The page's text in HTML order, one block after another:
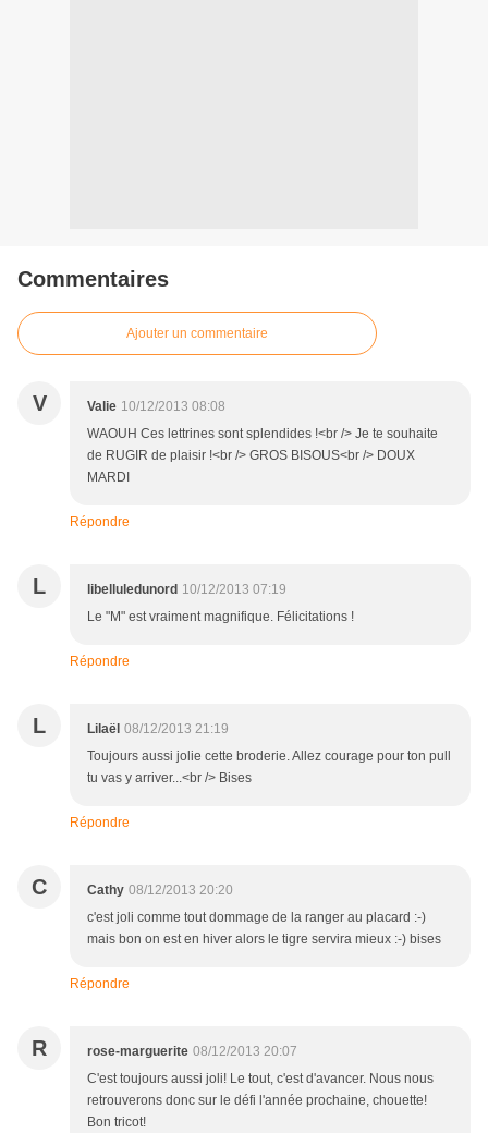
Commentaires
Ajouter un commentaire
V Valie 10/12/2013 08:08
WAOUH Ces lettrines sont splendides !<br /> Je te souhaite
de RUGIR de plaisir !<br /> GROS BISOUS<br /> DOUX
MARDI
Répondre
L libelluledunord 10/12/2013 07:19
Le "M" est vraiment magnifique. Félicitations !
Répondre
L Lilaël 08/12/2013 21:19
Toujours aussi jolie cette broderie. Allez courage pour ton pull
tu vas y arriver...<br /> Bises
Répondre
C Cathy 08/12/2013 20:20
c'est joli comme tout dommage de la ranger au placard :-)
mais bon on est en hiver alors le tigre servira mieux :-) bises
Répondre
R rose-marguerite 08/12/2013 20:07
C'est toujours aussi joli! Le tout, c'est d'avancer. Nous nous
retrouverons donc sur le défi l'année prochaine, chouette!
Bon tricot!